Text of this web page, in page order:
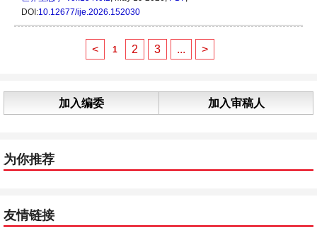
DOI:10.12677/ije.2026.152030
< 1 2 3 ... >
加入编委 加入审稿人
为你推荐
友情链接